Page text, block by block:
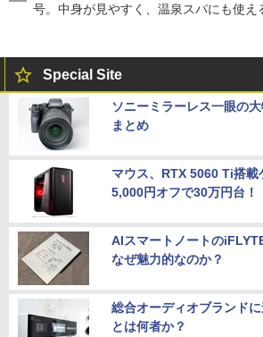
号。中身が見やすく、温泉スパにも使え
Special Site
ソニーミラーレス一眼の
まとめ
マウス、RTX 5060 Ti搭載
5,000円オフで30万円台！
AIスマートノートの
なぜ魅力的なのか？
総合オーディオブランド
とは何者か？